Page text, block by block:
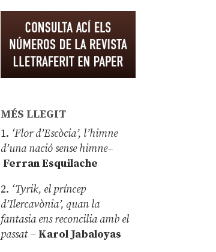
MÉS LLEGIT
1. ‘Flor d’Escòcia’, l’himne
d’una nació sense himne–
Ferran Esquilache
2. ‘Tyrik, el príncep
d’Ilercavònia’, quan la
fantasia ens reconcilia amb el
passat– Karol Jabaloyas